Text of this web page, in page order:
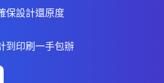
保設計還原度
到印刷一手包辦